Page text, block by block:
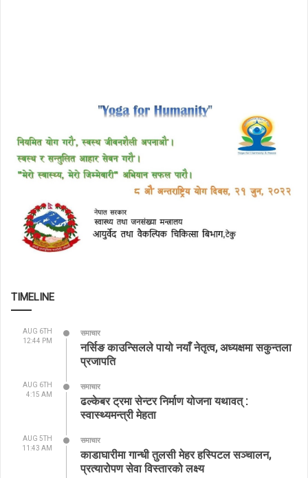
TIMELINE
AUG 6TH
12:44 PM
समाचार
नर्सिङ काउन्सिलले पायो नयाँ नेतृत्व, अध्यक्षमा सकुन्तला
प्रजापति
AUG 6TH
4:15 AM
समाचार
ढल्केबर ट्रमा सेन्टर निर्माण योजना यथावत् :
स्वास्थ्यमन्त्री मेहता
AUG 5TH
11:43 AM
समाचार
काडाघारीमा गान्धी तुलसी मेहर हस्पिटल सञ्चालन,
प्रत्यारोपण सेवा विस्तारको लक्ष्य